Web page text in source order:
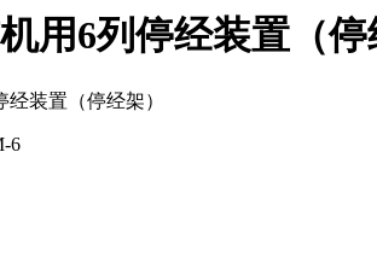
用6列停经装置（
装置（停经架）